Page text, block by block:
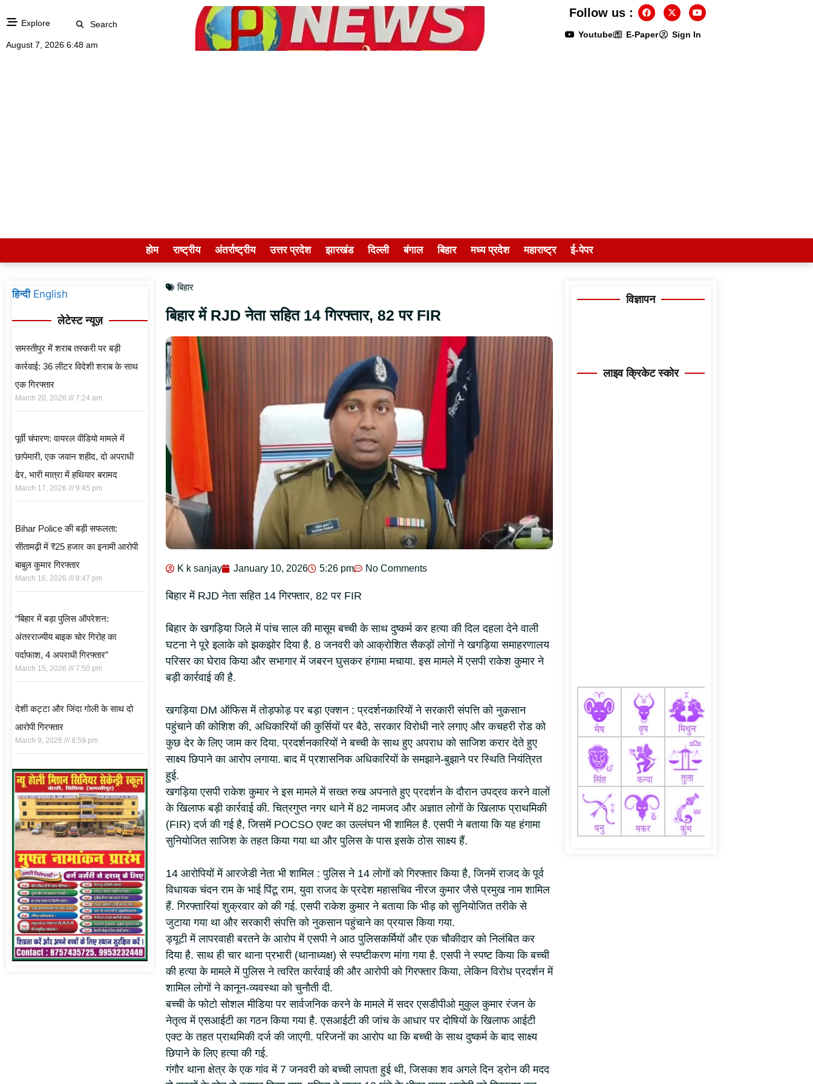
Explore Search
August 7, 2026 6:48 am
Youtube E-Paper Sign In
Follow us :
होम राष्ट्रीय अंतर्राष्ट्रीय उत्तर प्रदेश झारखंड दिल्ली बंगाल बिहार मध्य प्रदेश महाराष्ट्र ई-पेपर
हिन्दी English
लेटेस्ट न्यूज़
समस्तीपुर में शराब तस्करी पर बड़ी
कार्रवाई: 36 लीटर विदेशी शराब के साथ
एक गिरफ्तार
March 20, 2026 7:24 am
पूर्वी चंपारण: वायरल वीडियो मामले में
छापेमारी, एक जवान शहीद, दो अपराधी
ढेर, भारी मात्रा में हथियार बरामद
March 17, 2026 9:45 pm
Bihar Police की बड़ी सफलता:
सीतामढ़ी में ₹25 हजार का इनामी आरोपी
बाबुल कुमार गिरफ्तार
March 16, 2026 8:47 pm
“बिहार में बड़ा पुलिस ऑपरेशन:
अंतरराज्यीय बाइक चोर गिरोह का
पर्दाफाश, 4 अपराधी गिरफ्तार”
March 15, 2026 7:50 pm
देशी कट्टा और जिंदा गोली के साथ दो
आरोपी गिरफ्तार
March 9, 2026 8:59 pm
बिहार
बिहार में RJD नेता सहित 14 गिरफ्तार, 82 पर FIR
K k sanjay January 10, 2026 5:26 pm No Comments
बिहार में RJD नेता सहित 14 गिरफ्तार, 82 पर FIR
बिहार के खगड़िया जिले में पांच साल की मासूम बच्ची के साथ दुष्कर्म कर हत्या की दिल दहला देने वाली
घटना ने पूरे इलाके को झकझोर दिया है. 8 जनवरी को आक्रोशित सैकड़ों लोगों ने खगड़िया समाहरणालय
परिसर का घेराव किया और सभागार में जबरन घुसकर हंगामा मचाया. इस मामले में एसपी राकेश कुमार ने
बड़ी कार्रवाई की है.
खगड़िया DM ऑफिस में तोड़फोड़ पर बड़ा एक्शन : प्रदर्शनकारियों ने सरकारी संपत्ति को नुकसान
पहुंचाने की कोशिश की, अधिकारियों की कुर्सियों पर बैठे, सरकार विरोधी नारे लगाए और कचहरी रोड को
कुछ देर के लिए जाम कर दिया. प्रदर्शनकारियों ने बच्ची के साथ हुए अपराध को साजिश करार देते हुए
साक्ष्य छिपाने का आरोप लगाया. बाद में प्रशासनिक अधिकारियों के समझाने-बुझाने पर स्थिति नियंत्रित
हुई.
खगड़िया एसपी राकेश कुमार ने इस मामले में सख्त रुख अपनाते हुए प्रदर्शन के दौरान उपद्रव करने वालों
के खिलाफ बड़ी कार्रवाई की. चित्रगुप्त नगर थाने में 82 नामजद और अज्ञात लोगों के खिलाफ प्राथमिकी
(FIR) दर्ज की गई है, जिसमें POCSO एक्ट का उल्लंघन भी शामिल है. एसपी ने बताया कि यह हंगामा
सुनियोजित साजिश के तहत किया गया था और पुलिस के पास इसके ठोस साक्ष्य हैं.
14 आरोपियों में आरजेडी नेता भी शामिल : पुलिस ने 14 लोगों को गिरफ्तार किया है, जिनमें राजद के पूर्व
विधायक चंदन राम के भाई पिंटू राम, युवा राजद के प्रदेश महासचिव नीरज कुमार जैसे प्रमुख नाम शामिल
हैं. गिरफ्तारियां शुक्रवार को की गई. एसपी राकेश कुमार ने बताया कि भीड़ को सुनियोजित तरीके से
जुटाया गया था और सरकारी संपत्ति को नुकसान पहुंचाने का प्रयास किया गया.
ड्यूटी में लापरवाही बरतने के आरोप में एसपी ने आठ पुलिसकर्मियों और एक चौकीदार को निलंबित कर
दिया है. साथ ही चार थाना प्रभारी (थानाध्यक्ष) से स्पष्टीकरण मांगा गया है. एसपी ने स्पष्ट किया कि बच्ची
की हत्या के मामले में पुलिस ने त्वरित कार्रवाई की और आरोपी को गिरफ्तार किया, लेकिन विरोध प्रदर्शन में
शामिल लोगों ने कानून-व्यवस्था को चुनौती दी.
बच्ची के फोटो सोशल मीडिया पर सार्वजनिक करने के मामले में सदर एसडीपीओ मुकुल कुमार रंजन के
नेतृत्व में एसआईटी का गठन किया गया है. एसआईटी की जांच के आधार पर दोषियों के खिलाफ आईटी
एक्ट के तहत प्राथमिकी दर्ज की जाएगी. परिजनों का आरोप था कि बच्ची के साथ दुष्कर्म के बाद साक्ष्य
छिपाने के लिए हत्या की गई.
गंगौर थाना क्षेत्र के एक गांव में 7 जनवरी को बच्ची लापता हुई थी, जिसका शव अगले दिन ड्रोन की मदद
विज्ञापन
लाइव क्रिकेट स्कोर